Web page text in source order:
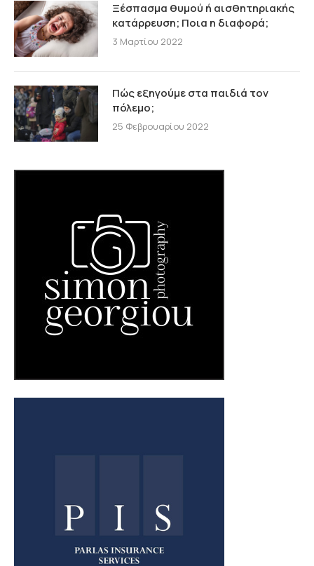
Ξέσπασμα θυμού ή αισθητηριακής
κατάρρευση; Ποια η διαφορά;
3 Μαρτίου 2022
Πώς εξηγούμε στα παιδιά τον
πόλεμο;
25 Φεβρουαρίου 2022